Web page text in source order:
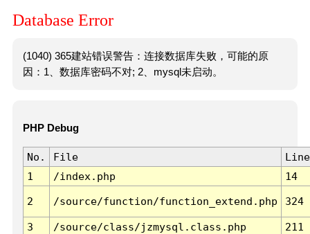
Database Error
(1040) 365建站错误警告：连接数据库失败，可能的原
因：1、数据库密码不对; 2、mysql未启动。
PHP Debug
No. File
Line
1
/index.php 14
2 /source/function/function_extend.php 324
3 /source/class/jzmysql.class.php
211